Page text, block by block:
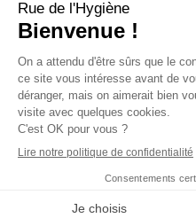
Youtube
Suivez-nous